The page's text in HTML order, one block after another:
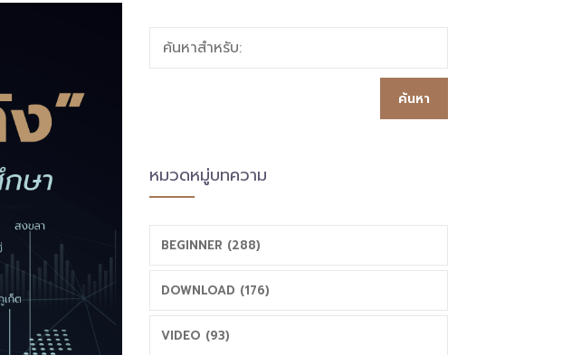
ค้นหาสำหรับ:
หมวดหมู่บทความ
BEGINNER (288)
DOWNLOAD (176)
VIDEO (93)